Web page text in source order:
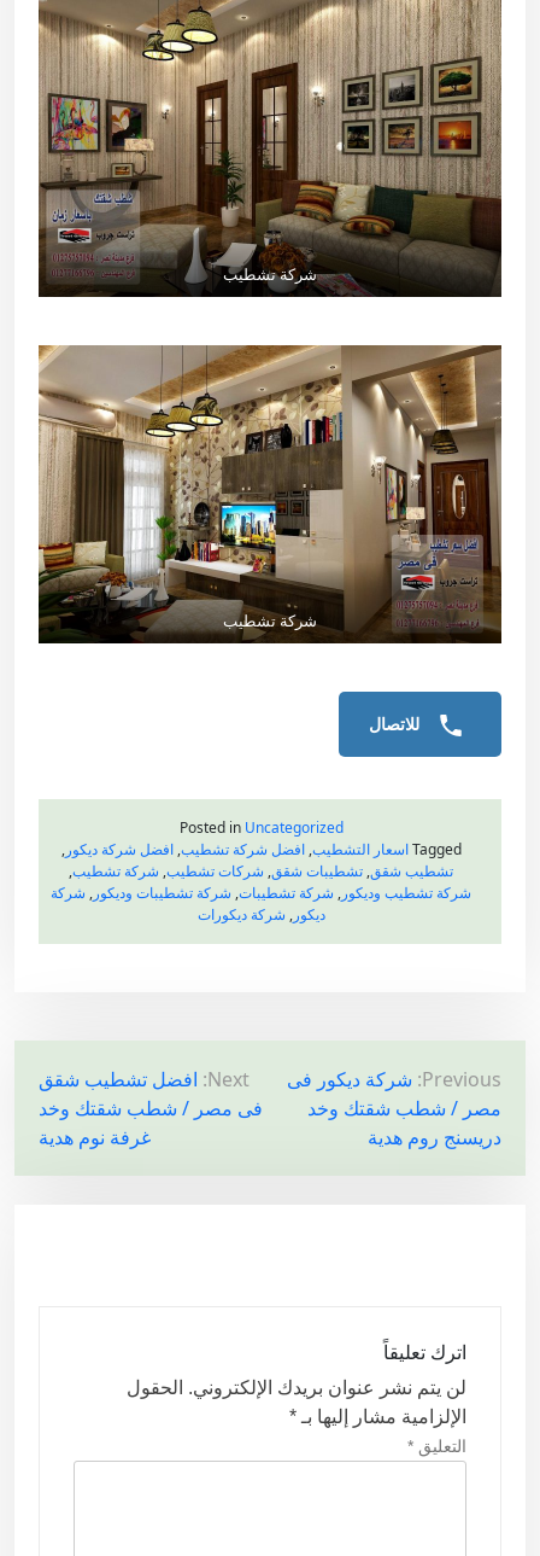
شركة تشطيب
شركة تشطيب
للاتصال
Posted in Uncategorized
Tagged اسعار التشطيب,افضل شركة تشطيب,افضل شركة ديكور,
تشطيب شقق, تشطيبات شقق, شركات تشطيب, شركة تشطيب,
شركة تشطيب وديكور, شركة تشطيبات, شركة تشطيبات وديكور, شركة
ديكور, شركة ديكورات
ت
ص
فّ
ح
Previous: شركة ديكور فى
مصر / شطب شقتك وخد
دريسنج روم هدية
Next: افضل تشطيب شقق
فى مصر / شطب شقتك وخد
غرفة نوم هدية
اترك تعليقاً
لن يتم نشر عنوان بريدك الإلكتروني. الحقول
الإلزامية مشار إليها بـ *
التعليق *